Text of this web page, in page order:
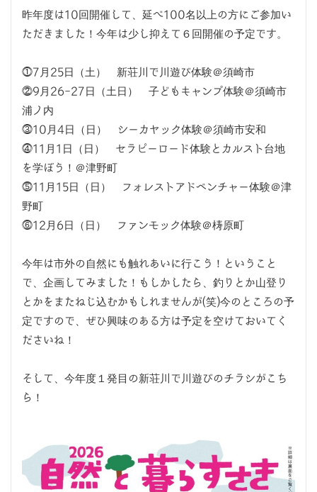
昨年度は10回開催して、延べ100名以上の方にご参加い
ただきました！今年は少し抑えて６回開催の予定です。
⓵7月25日（土） 新荘川で川遊び体験＠須崎市
⓶9月26-27日（土日） 子どもキャンプ体験＠須崎市
浦ノ内
⓷10月4日（日） シーカヤック体験＠須崎市安和
⓸11月1日（日） セラピーロード体験とカルスト台地
を学ぼう！＠津野町
⓹11月15日（日） フォレストアドベンチャー体験＠津
野町
⓺12月6日（日） ファンモック体験＠梼原町
今年は市外の自然にも触れあいに行こう！ということ
で、企画してみました！もしかしたら、釣りとか山登り
とかをまたねじ込むかもしれませんが(笑)今のところの予
定ですので、ぜひ興味のある方は予定を空けておいてく
ださいね！
そして、今年度１発目の新荘川で川遊びのチラシがこち
ら！